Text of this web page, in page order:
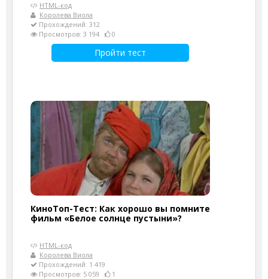
HTML-код
Королева Виола
Прохождений: 312
Просмотров: 3 194
0
Пройти тест
КиноТоп-Тест: Как хорошо вы помните
фильм «Белое солнце пустыни»?
HTML-код
Королева Виола
Прохождений: 1 419
Просмотров: 5 059
1